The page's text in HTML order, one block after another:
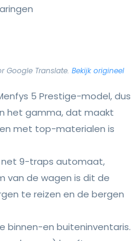
Google Translate. Bekijk origineel
5 Prestige-model, dus
het gamma, dat maakt
met top-materialen is
net 9-traps automaat,
van de wagen is dit de
te reizen en de bergen
binnen-en buiteninventaris.